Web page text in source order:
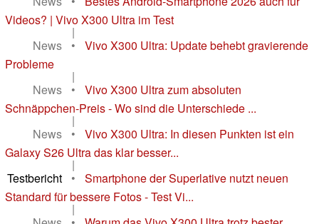
Videos? | Vivo X300 Ultra im Test
|
News
•
Vivo X300 Ultra: Update behebt gravierende
Probleme
|
News
•
Vivo X300 Ultra zum absoluten
Schnäppchen-Preis - Wo sind die Unterschiede ...
|
News
•
Vivo X300 Ultra: In diesen Punkten ist ein
Galaxy S26 Ultra das klar besser...
|
Testbericht
•
Smartphone der Superlative nutzt neuen
Standard für bessere Fotos - Test Vi...
|